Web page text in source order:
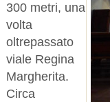
300 metri, una
volta
oltrepassato
viale Regina
Margherita.
Circa